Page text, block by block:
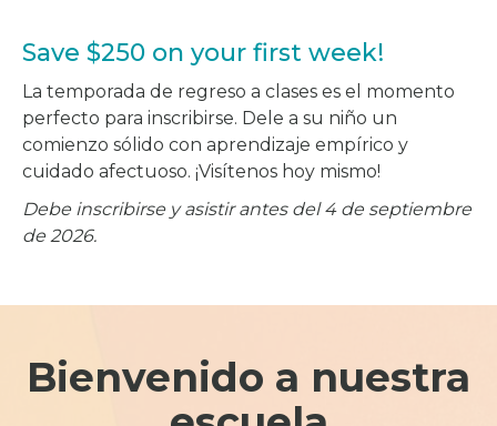
Save $250 on your first week!
La temporada de regreso a clases es el momento
perfecto para inscribirse. Dele a su niño un
comienzo sólido con aprendizaje empírico y
cuidado afectuoso. ¡Visítenos hoy mismo!
Debe inscribirse y asistir antes del 4 de septiembre
de 2026.
Bienvenido a nuestra